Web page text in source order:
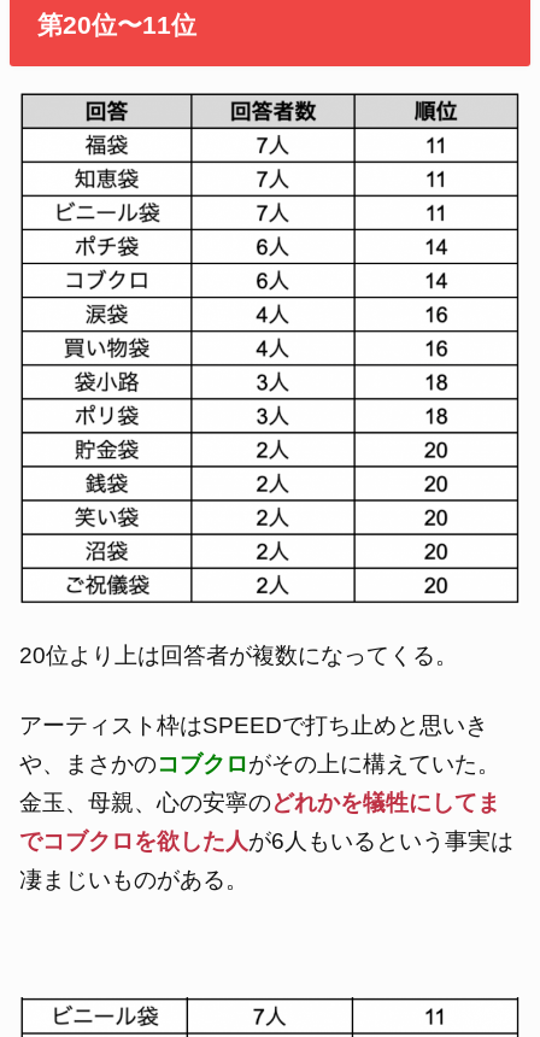
第20位〜11位
20位より上は回答者が複数になってくる。
アーティスト枠はSPEEDで打ち止めと思いき
や、まさかのコブクロがその上に構えていた。
金玉、母親、心の安寧のどれかを犠牲にしてま
でコブクロを欲した人が6人もいるという事実は
凄まじいものがある。